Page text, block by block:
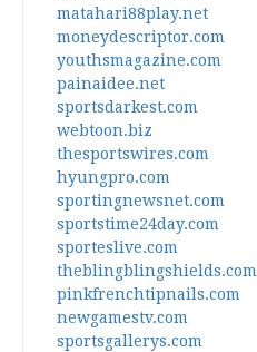
matahari88play.net
moneydescriptor.com
youthsmagazine.com
painaidee.net
sportsdarkest.com
webtoon.biz
thesportswires.com
hyungpro.com
sportingnewsnet.com
sportstime24day.com
sporteslive.com
theblingblingshields.com
pinkfrenchtipnails.com
newgamestv.com
sportsgallerys.com